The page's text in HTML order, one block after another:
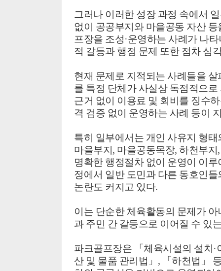
그러나 이러한 성장 과정 속에서
없이 공공부지와 마을공동 자산
프장을 조성·운영하는 사례가 나
적 갈등과 행정 문제 또한 점차 심
현재 문제로 지적되는 사례들을
를 특정 단체가 사실상 독점적으
근거 없이 이용료 및 회비를 징수
격 검증 없이 운영하는 사례 등이
특히 일부에서는 개인 사유지 형
마을부지, 마을공동목장, 하천부
명확한 행정절차 없이 운영이 이
정에서 일반 도민과 다른 동호인
논란도 커지고 있다.
이는 단순한 체육활동의 문제가
과 주민 간 갈등으로 이어질 수 있
파크골프장은 「체육시설의 설치·
산 및 물품 관리법」, 「하천법」